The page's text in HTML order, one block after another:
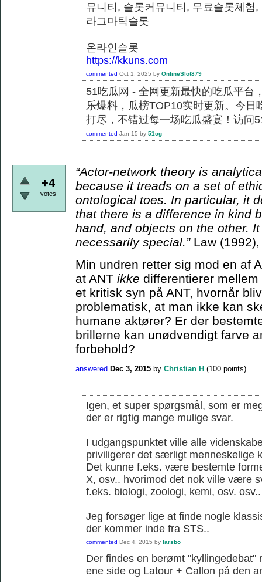
뮤니티, 슬롯커뮤니티, 무료슬롯체험
라그마틱슬롯
온라인슬롯
https://kkuns.com
commented Oct 1, 2025 by OnlineSlot879
51吃瓜网 - 全网更新最快的吃瓜平台
乐爆料，瓜榜TOP10实时更新。今
打尽，不错过每一场吃瓜盛宴！访问
commented Jan 15 by 51cg
+4
votes
“Actor-network theory is
because it treads on a set of
ontological toes. In particular, it
that there is a difference in kind
hand, and objects on the other.
necessarily special.” Law
Min undren retter sig mod en af
at ANT ikke differentierer
et kritisk syn på ANT, hvornår
problematisk, at man ikke kan
humane aktører? Er der
brillerne kan unødvendigt farve
forbehold?
answered Dec 3, 2015 by Christian H (100 points)
Igen, et super spørgsmål, som er
der er rigtig mange mulige svar.
I udgangspunktet ville alle
priviligerer det særligt menneskelige
Det kunne f.eks. være bestemte
X, osv.. hvorimod det nok ville være
f.eks. biologi, zoologi, kemi, osv. osv..
Jeg forsøger lige at finde nogle
der kommer inde fra STS..
commented Dec 4, 2015 by larsbo
Der findes en berømt "kyllingedebat"
ene side og Latour + Callon på den